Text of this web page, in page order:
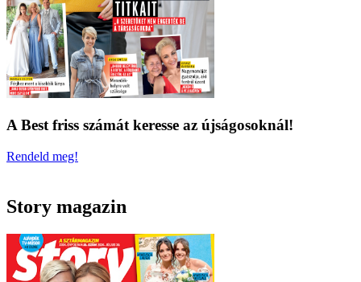
A Best friss számát keresse az újságosoknál!
Rendeld meg!
Story magazin